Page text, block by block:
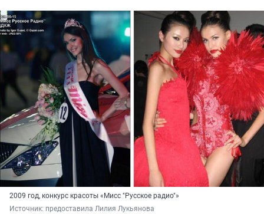
2009 год, конкурс красоты «Мисс "Русское радио"»
Источник: предоставила Лилия Лукьянова